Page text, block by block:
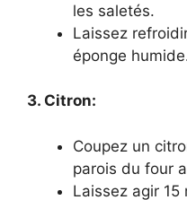
les saletés.
Laissez
éponge
3. Citron:
Coupez un
parois du four
Laissez agir 15